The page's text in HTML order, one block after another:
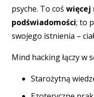
psyche. To coś więcej
podświadomości; to
swojego istnienia –
Mind hacking łączy w
Starożytną